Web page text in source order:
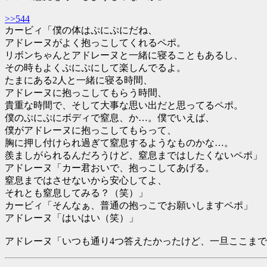
>>544
カービィ「僕の体はぷにぷにだね、
アドレーヌがよく抱っこしてくれるペポ。
リボンちゃんとアドレーヌと一緒に寝ることもあるし、
その時もよくぷにぷにして楽しんでるよ。
たまにある2人と一緒に寝る時間、
アドレーヌに抱っこしてもらう時間、
貴重な時間で、そして大事な思い出だと思ってるペポ。
僕のぷにぷにボディで窒息、か…。僕でいえば、
僕がアドレーヌに抱っこしてもらって、
胸に押し付けられ過ぎて窒息するようなものかな…。
羨ましがられるんだろうけど、窒息まではしたくないペポ」
アドレーヌ「カー君おいで、抱っこしてあげる。
窒息まではさせないから安心してよ、
それとも窒息してみる？（笑）」
カービィ「そんなぁ、普通の抱っこでお願いしますペポ」
アドレーヌ「はいはい（笑）」
アドレーヌ「いつも通り4つ答えたかったけど、一旦ここま